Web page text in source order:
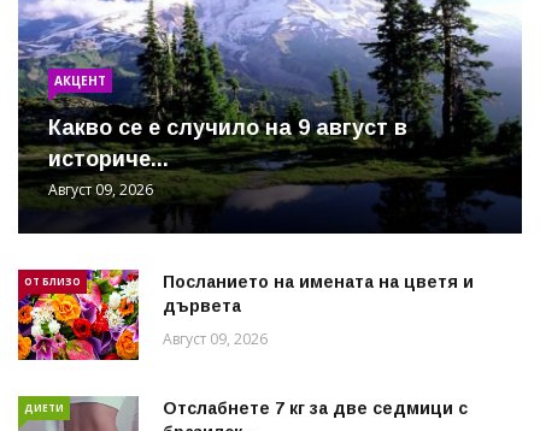
АКЦЕНТ
Какво се е случило на 9 август в
историче...
Август 09, 2026
ОТ БЛИЗО
Посланието на имената на цветя и
дървета
Август 09, 2026
ДИЕТИ
Отслабнете 7 кг за две седмици с